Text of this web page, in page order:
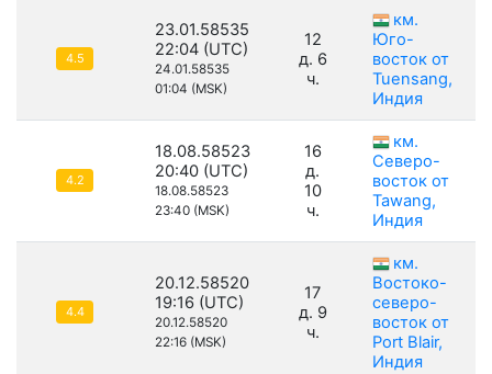
4.5
23.01.58535
22:04 (UTC)
24.01.58535
01:04 (MSK)
12
д. 6
ч.
км.
Юго-
восток от
Tuensang,
Индия
4.2
18.08.58523
20:40 (UTC)
18.08.58523
23:40 (MSK)
16
д.
10
ч.
км.
Северо-
восток от
Tawang,
Индия
4.4
20.12.58520
19:16 (UTC)
20.12.58520
22:16 (MSK)
17
д. 9
ч.
км.
Востоко-
северо-
восток от
Port Blair,
Индия